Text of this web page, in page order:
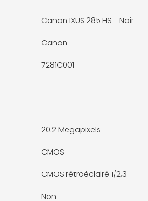
Canon IXUS 285 HS - Noir
Canon
7281C001
20.2 Megapixels
CMOS
CMOS rétroéclairé 1/2,3
Non